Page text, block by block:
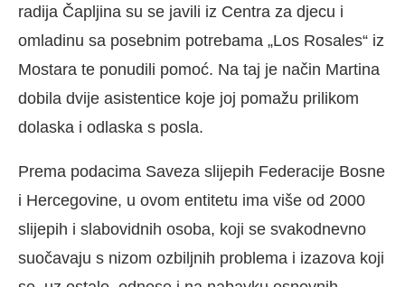
radija Čapljina su se javili iz Centra za djecu i
omladinu sa posebnim potrebama „Los Rosales“ iz
Mostara te ponudili pomoć. Na taj je način Martina
dobila dvije asistentice koje joj pomažu prilikom
dolaska i odlaska s posla.
Prema podacima Saveza slijepih Federacije Bosne
i Hercegovine, u ovom entitetu ima više od 2000
slijepih i slabovidnih osoba, koji se svakodnevno
suočavaju s nizom ozbiljnih problema i izazova koji